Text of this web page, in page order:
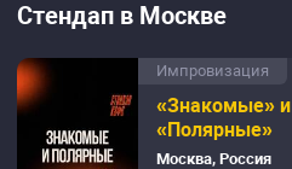
Стендап в Москве
Импровизация
«Знакомые» и
«Полярные»
Москва, Россия